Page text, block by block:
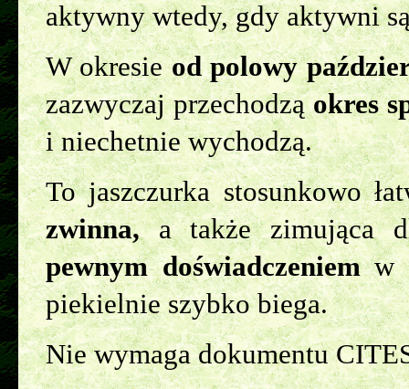
aktywny wtedy, gdy aktywni
W okresieod polowy
zazwyczaj przechodząokres
i niechetnie wychodzą.
To jaszczurka stosunkowo
zwinna,a także zimująca
pewnym doświadczeniemw
piekielnie szybko biega.
Nie wymaga dokumentu